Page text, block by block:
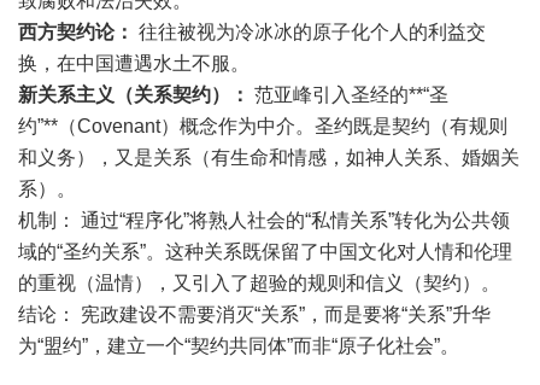
西方契约论： 往往被视为冷冰冰的原子化个人的利益交
换，在中国遭遇水土不服。
新关系主义（关系契约）： 范亚峰引入圣经的**“圣
约”**（Covenant）概念作为中介。圣约既是契约（有规则
和义务），又是关系（有生命和情感，如神人关系、婚姻关
系）。
机制：
通过“程序化”将熟人社会的“私情关系”转化为公共领
域的“圣约关系”。这种关系既保留了中国文化对人情和伦理
的重视（温情），又引入了超验的规则和信义（契约）。
结论：
宪政建设不需要消灭“关系”，而是要将“关系”升华
为“盟约”，建立一个“契约共同体”而非“原子化社会”。